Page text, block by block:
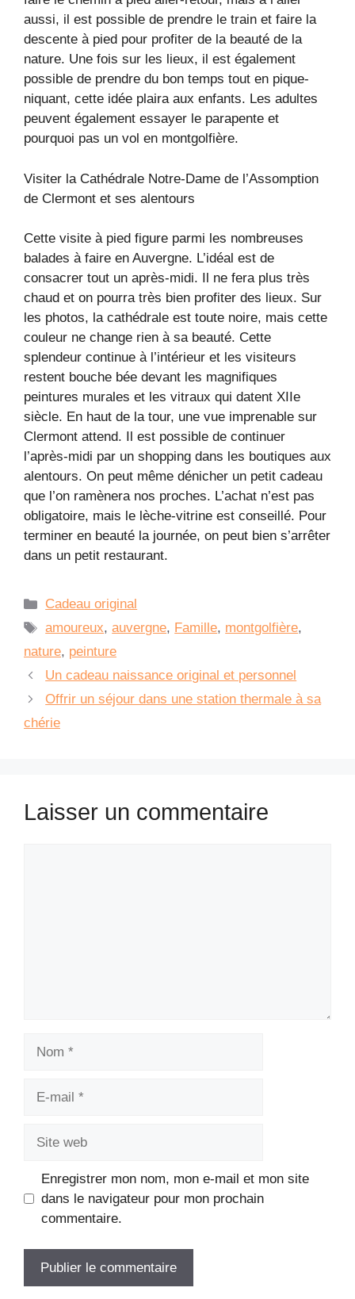
aussi, il est possible de prendre le train et faire la
descente à pied pour profiter de la beauté de la
nature. Une fois sur les lieux, il est également
possible de prendre du bon temps tout en pique-
niquant, cette idée plaira aux enfants. Les adultes
peuvent également essayer le parapente et
pourquoi pas un vol en montgolfière.
Visiter la Cathédrale Notre-Dame de l’Assomption
de Clermont et ses alentours
Cette visite à pied figure parmi les nombreuses
balades à faire en Auvergne. L’idéal est de
consacrer tout un après-midi. Il ne fera plus très
chaud et on pourra très bien profiter des lieux. Sur
les photos, la cathédrale est toute noire, mais cette
couleur ne change rien à sa beauté. Cette
splendeur continue à l’intérieur et les visiteurs
restent bouche bée devant les magnifiques
peintures murales et les vitraux qui datent XIIe
siècle. En haut de la tour, une vue imprenable sur
Clermont attend. Il est possible de continuer
l’après-midi par un shopping dans les boutiques aux
alentours. On peut même dénicher un petit cadeau
que l’on ramènera nos proches. L’achat n’est pas
obligatoire, mais le lèche-vitrine est conseillé. Pour
terminer en beauté la journée, on peut bien s’arrêter
dans un petit restaurant.
Catégories
Cadeau original
Étiquettes
amoureux,auvergne, Famille, montgolfière,
nature, peinture
Un cadeau naissance original et personnel
Offrir un séjour dans une station thermale à sa
chérie
Laisser un commentaire
Enregistrer mon nom, mon e-mail et mon site
dans le navigateur pour mon prochain
commentaire.